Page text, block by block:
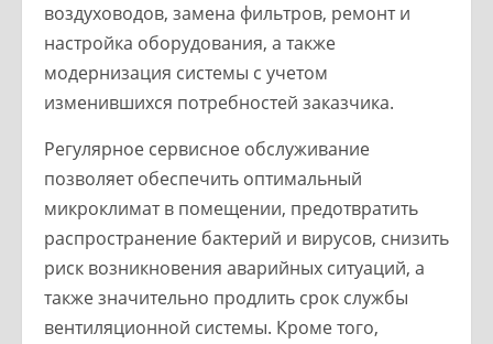
воздуховодов, замена фильтров, ремонт и
настройка оборудования, а также
модернизация системы с учетом
изменившихся потребностей заказчика.
Регулярное сервисное обслуживание
позволяет обеспечить оптимальный
микроклимат в помещении, предотвратить
распространение бактерий и вирусов, снизить
риск возникновения аварийных ситуаций, а
также значительно продлить срок службы
вентиляционной системы. Кроме того,